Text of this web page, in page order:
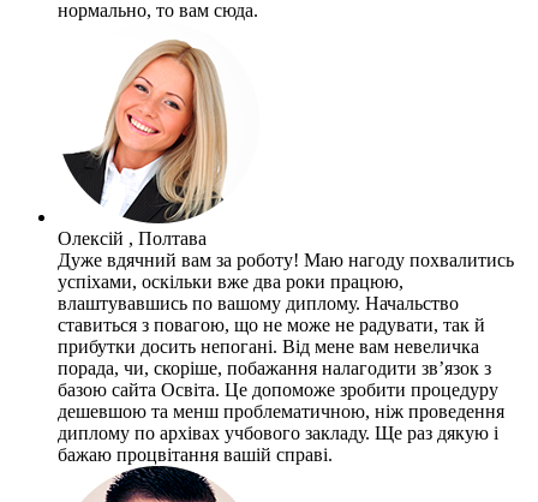
нормально, то вам сюда.
Олексій , Полтава
Дуже вдячний вам за роботу! Маю нагоду похвалитись
успіхами, оскільки вже два роки працюю,
влаштувавшись по вашому диплому. Начальство
ставиться з повагою, що не може не радувати, так й
прибутки досить непогані. Від мене вам невеличка
порада, чи, скоріше, побажання налагодити зв’язок з
базою сайта Освіта. Це допоможе зробити процедуру
дешевшою та менш проблематичною, ніж проведення
диплому по архівах учбового закладу. Ще раз дякую і
бажаю процвітання вашій справі.